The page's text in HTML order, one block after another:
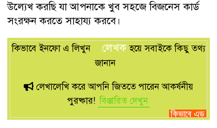
উল্যেখ করছি যা আপনাকে খুব সহজে বিজনেস কার্ড
সংরক্ষন করতে সাহায্য করবে।
কিভাবে ইনফো এ লিখুন লেখকহয়ে সবাইকে কিছু তথ্য
জানান
লেখালেখি করে আপনি জিততে পারেন আকর্ষনীয়
পুরষ্কার! বিস্তারিত দেখুন